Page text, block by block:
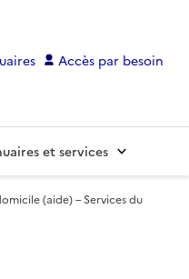
Accès par besoin
et services
(aide) – Services du